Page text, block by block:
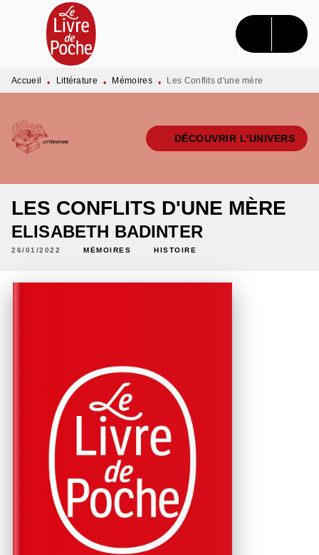
MENU RECHERCHE CONTENU
PIED DE PAGE
Accueil • Littérature • Mémoires • Les Conflits d'une mère
DÉCOUVRIR L'UNIVERS
LES CONFLITS D'UNE MÈRE
ELISABETH BADINTER
26/01/2022 MÉMOIRES HISTOIRE